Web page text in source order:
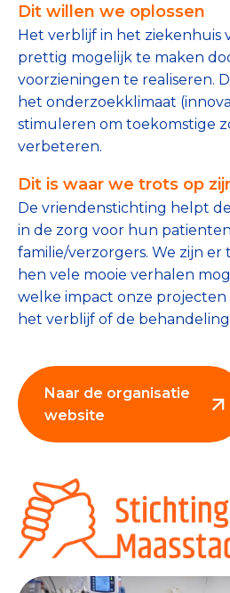
CBF-publicaties
State of the Sector
Het Nederlandse
Check keurmerk
Collecterooster/
Nieuws
Over het CBF
Veelgestelde vragen
Register Erkende
Dit willen we oplossen
Het verblijf in het ziekenhuis
prettig mogelijk te maken
voorzieningen te realiseren.
het onderzoekklimaat
stimuleren om toekomstige
verbeteren.
Dit is waar we trots op
De vriendenstichting helpt
in de zorg voor hun
familie/verzorgers. We zijn er
hen vele mooie verhalen
welke impact onze
het verblijf of de
Naar de organisatie
website